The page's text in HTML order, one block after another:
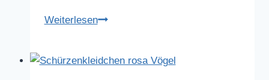
WeiterlesenSchürzenkleid